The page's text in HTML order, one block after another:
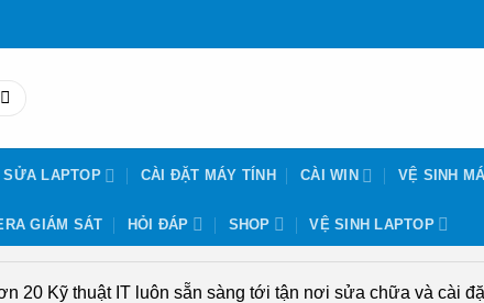
SỬA LAPTOP CÀI ĐẶT MÁY TÍNH CÀI WIN VỆ SINH
GIÁM SÁT HỎI ĐÁP SHOP VỆ SINH LAPTOP
20 Kỹ thuật IT luôn sẵn sàng tới tận nơi sửa chữa và cài